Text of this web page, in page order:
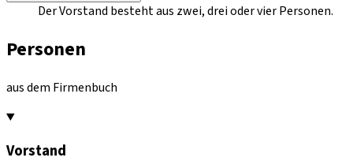
Der Vorstand besteht aus zwei, drei oder vier Personen.
Personen
aus dem Firmenbuch
Vorstand